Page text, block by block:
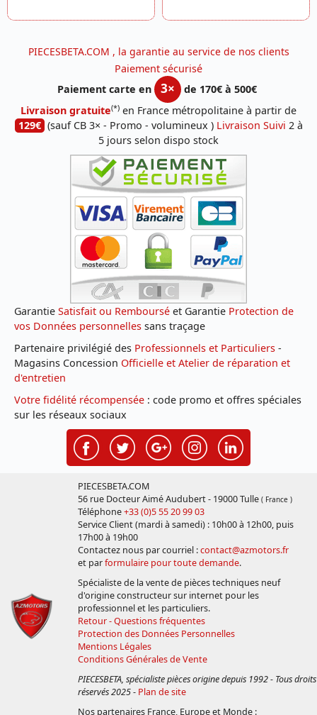
PIECESBETA.COM , la garantie au service de nos clients
Paiement sécurisé
Paiement carte en
3×
de 170€ à 500€
Livraison gratuite(*) en France métropolitaine à partir de
129€ (sauf CB 3× - Promo - volumineux ) Livraison Suivi 2 à
5 jours selon dispo stock
Garantie Satisfait ou Remboursé et Garantie Protection de
vos Données personnelles sans traçage
Partenaire privilégié des Professionnels et Particuliers -
Magasins Concession Officielle et Atelier de réparation et
d'entretien
Votre fidélité récompensée : code promo et offres spéciales
sur les réseaux sociaux
PIECESBETA.COM
56 rue Docteur Aimé Audubert - 19000 Tulle ( France )
Téléphone+33 (0)5 55 20 99 03
Service Client (mardi à samedi) : 10h00 à 12h00, puis
17h00 à 19h00
Contactez nous par courriel :contact@azmotors.fr
et parformulaire pour toute demande.
Spécialiste de la vente de pièces techniques neuf
d'origine constructeur sur internet pour les
professionnel et les particuliers.
Retour - Questions fréquentes
Protection des Données Personnelles
Mentions Légales
Conditions Générales de Vente
PIECESBETA, spécialiste pièces origine depuis 1992 - Tous droits
réservés 2025- Plan de site
Nos partenaires France, Europe et Monde :